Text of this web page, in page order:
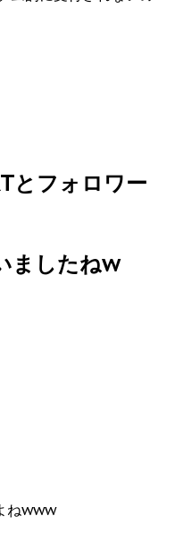
とフォロワー
ましたねw
ねwww